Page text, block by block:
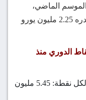
الموسم الماضي،
قائمة العشرة الأوائل بمعدل متوازن قدره 2.25 مليون يورو
الدوري منذ
تشيلسي – النقاط: 400 – التكلفة لكل نقطة: 5.45 مليون